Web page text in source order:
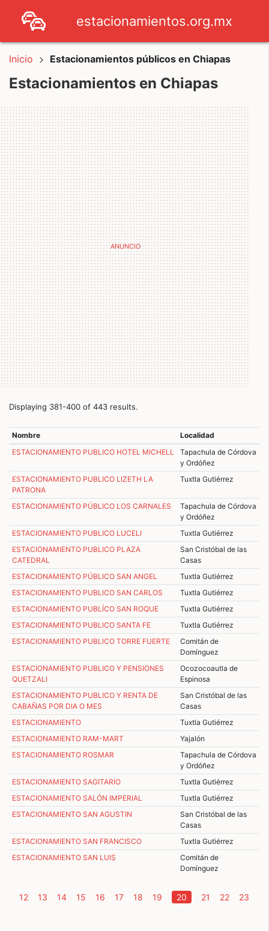
estacionamientos.org.mx
Inicio Estacionamientos públicos en Chiapas
Estacionamientos en Chiapas
Displaying 381-400 of 443 results.
Nombre
Localidad
ESTACIONAMIENTO PUBLICO HOTEL MICHELL
Tapachula de Córdova
y Ordóñez
ESTACIONAMIENTO PUBLICO LIZETH LA
PATRONA
Tuxtla Gutiérrez
ESTACIONAMIENTO PÚBLICO LOS CARNALES
Tapachula de Córdova
y Ordóñez
ESTACIONAMIENTO PUBLICO LUCELI
Tuxtla Gutiérrez
ESTACIONAMIENTO PUBLICO PLAZA
CATEDRAL
San Cristóbal de las
Casas
ESTACIONAMIENTO PÚBLICO SAN ANGEL
Tuxtla Gutiérrez
ESTACIONAMIENTO PUBLICO SAN CARLOS
Tuxtla Gutiérrez
ESTACIONAMIENTO PUBLÍCO SAN ROQUE
Tuxtla Gutiérrez
ESTACIONAMIENTO PUBLICO SANTA FE
Tuxtla Gutiérrez
ESTACIONAMIENTO PUBLICO TORRE FUERTE
Comitán de
Domínguez
ESTACIONAMIENTO PUBLICO Y PENSIONES
QUETZALI
Ocozocoautla de
Espinosa
ESTACIONAMIENTO PUBLICO Y RENTA DE
CABAÑAS POR DIA O MES
San Cristóbal de las
Casas
ESTACIONAMIENTO
Tuxtla Gutiérrez
ESTACIONAMIENTO RAM-MART
Yajalón
ESTACIONAMIENTO ROSMAR
Tapachula de Córdova
y Ordóñez
ESTACIONAMIENTO SAGITARIO
Tuxtla Gutiérrez
ESTACIONAMIENTO SALÓN IMPERIAL
Tuxtla Gutiérrez
ESTACIONAMIENTO SAN AGUSTIN
San Cristóbal de las
Casas
ESTACIONAMIENTO SAN FRANCISCO
Tuxtla Gutiérrez
ESTACIONAMIENTO SAN LUIS
Comitán de
Domínguez
12 13 14 15 16 17 18 19 20 (current)
21 22 23